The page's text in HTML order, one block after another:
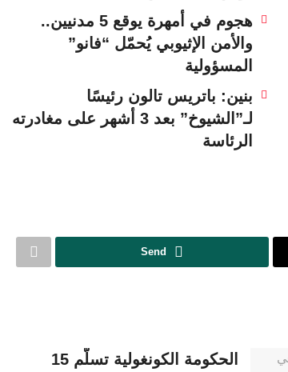
هجوم في أمهرة يوقع 5 مدنيين..
والأمن الإثيوبي يُحمّل “فانو”
المسؤولية
بنين: باتريس تالون رئيسًا
لـ”الشيوخ” بعد 3 أشهر على مغادرته
الرئاسة
Send
الحكومة الكونغولية تسلّم 15